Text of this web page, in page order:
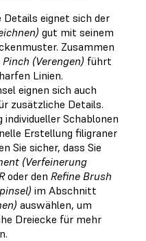
Details eignet sich der
gut mit seinem
Zusammen
Pinch (Verengen) führt
Linien.
eignen sich auch
zusätzliche Details.
individueller Schablonen
Erstellung filigraner
Sie sicher, dass Sie
(Verfeinerung
Roder den Refine Brush
im Abschnitt
auswählen, um
Dreiecke für mehr